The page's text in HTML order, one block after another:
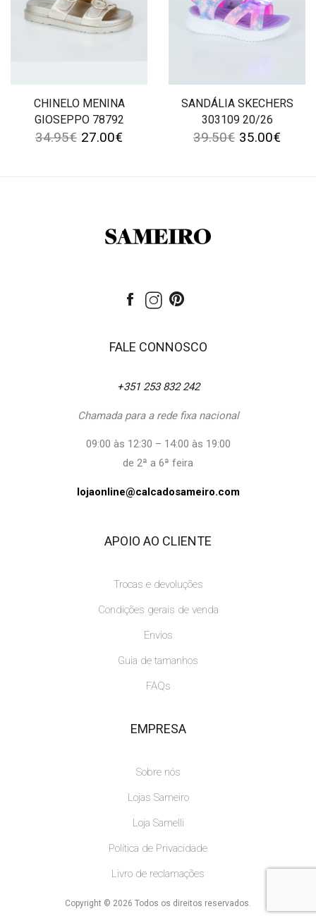
CHINELO MENINA
GIOSEPPO 78792
34.95€ 27.00€
SANDÁLIA SKECHERS
303109 20/26
39.50€ 35.00€
FALE CONNOSCO
+351 253 832 242
Chamada para a rede fixa nacional
09:00 às 12:30 – 14:00 às 19:00
de 2ª a 6ª feira
lojaonline@calcadosameiro.com
APOIO AO CLIENTE
Trocas e devoluções
Condições gerais de venda
Envios
Guia de tamanhos
FAQs
EMPRESA
Sobre nós
Lojas Sameiro
Loja Samelli
Política de Privacidade
Livro de reclamações
Copyright © 2026 Todos os direitos reservados.